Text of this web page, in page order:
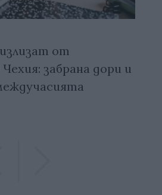
от
забрана дори и